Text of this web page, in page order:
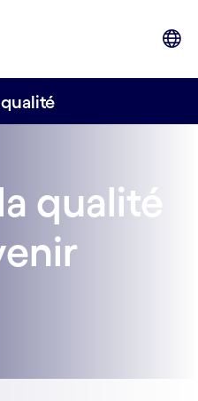
qualité